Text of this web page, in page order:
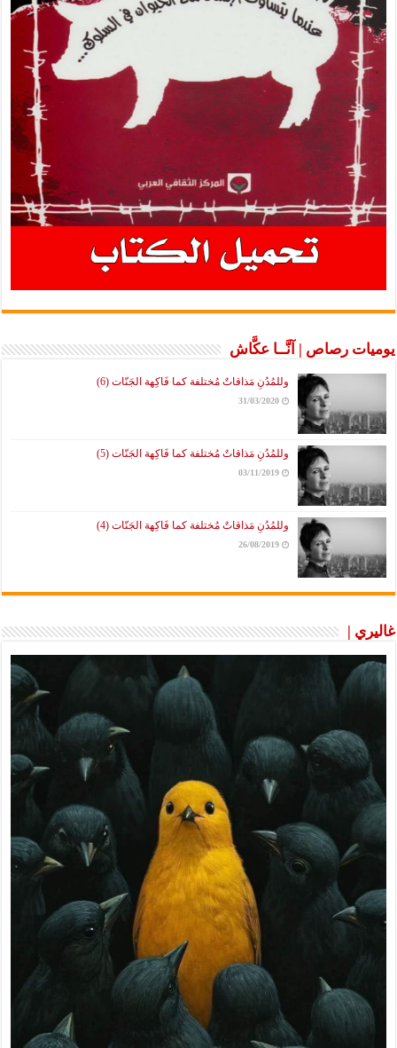
يوميات رصاص | آنَّــا عكَّاش
وللمُدُنِ مَذاقاتٌ مُختلفة كما فَاكِهة الجَنّات (6)
31/03/2020
وللمُدُنِ مَذاقاتٌ مُختلفة كما فَاكِهة الجَنّات (5)
03/11/2019
وللمُدُنِ مَذاقاتٌ مُختلفة كما فَاكِهة الجَنّات (4)
26/08/2019
غاليري |